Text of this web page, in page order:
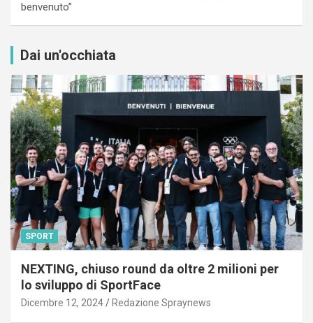
benvenuto”
Dai un'occhiata
SPORT
NEXTING, chiuso round da oltre 2 milioni per
lo sviluppo di SportFace
Dicembre 12, 2024 Redazione Spraynews